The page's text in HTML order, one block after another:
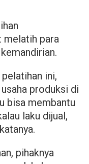
melatih para
pelatihan ini,
produksi di
bisa membantu
laku dijual,
pihaknya